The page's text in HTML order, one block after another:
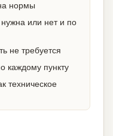
нормы
или нет и по
не требуется
каждому пункту
техническое